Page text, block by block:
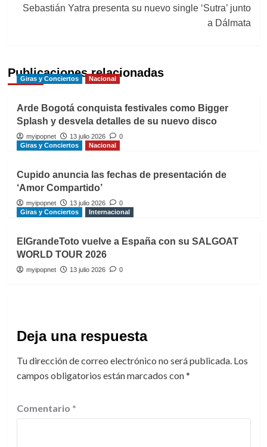
Sebastián Yatra presenta su nuevo single ‘Sutra’ junto
a Dálmata
Publicaciones relacionadas
Giras y Conciertos Nacional
Arde Bogotá conquista festivales como Bigger
Splash y desvela detalles de su nuevo disco
myipopnet 13 julio 2026
0
Giras y Conciertos
Nacional
Cupido anuncia las fechas de presentación de
‘Amor Compartido’
myipopnet 13 julio 2026
0
Giras y Conciertos
Internacional
ElGrandeToto vuelve a España con su SALGOAT
WORLD TOUR 2026
myipopnet 13 julio 2026 0
Deja una respuesta
Tu dirección de correo electrónico no será publicada. Los
campos obligatorios están marcados con*
Comentario *